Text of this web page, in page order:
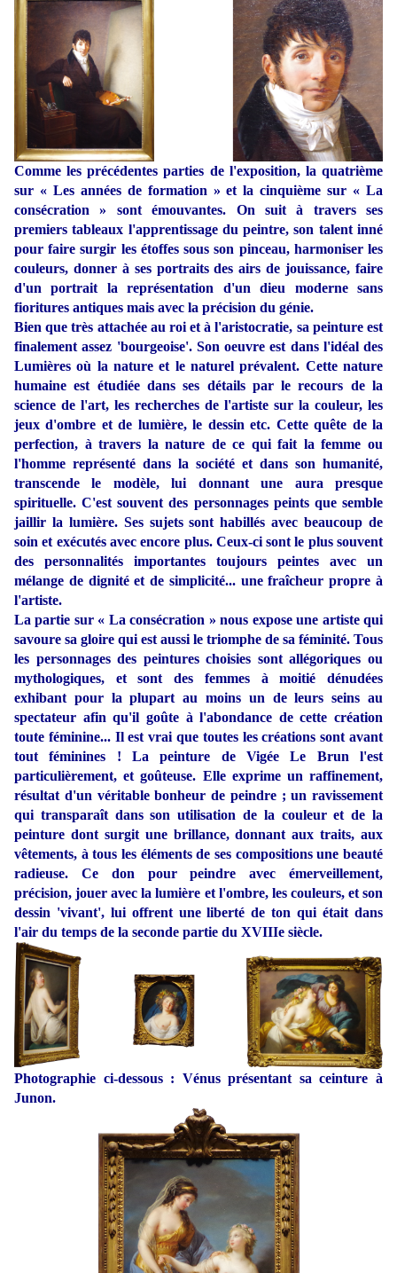
Comme les précédentes parties de l'exposition, la quatrième
sur « Les années de formation » et la cinquième sur « La
consécration » sont émouvantes. On suit à travers ses
premiers tableaux l'apprentissage du peintre, son talent inné
pour faire surgir les étoffes sous son pinceau, harmoniser les
couleurs, donner à ses portraits des airs de jouissance, faire
d'un portrait la représentation d'un dieu moderne sans
fioritures antiques mais avec la précision du génie.
Bien que très attachée au roi et à l'aristocratie, sa peinture est
finalement assez 'bourgeoise'. Son oeuvre est dans l'idéal des
Lumières où la nature et le naturel prévalent. Cette nature
humaine est étudiée dans ses détails par le recours de la
science de l'art, les recherches de l'artiste sur la couleur, les
jeux d'ombre et de lumière, le dessin etc. Cette quête de la
perfection, à travers la nature de ce qui fait la femme ou
l'homme représenté dans la société et dans son humanité,
transcende le modèle, lui donnant une aura presque
spirituelle. C'est souvent des personnages peints que semble
jaillir la lumière. Ses sujets sont habillés avec beaucoup de
soin et exécutés avec encore plus. Ceux-ci sont le plus souvent
des personnalités importantes toujours peintes avec un
mélange de dignité et de simplicité... une fraîcheur propre à
l'artiste.
La partie sur « La consécration » nous expose une artiste qui
savoure sa gloire qui est aussi le triomphe de sa féminité. Tous
les personnages des peintures choisies sont allégoriques ou
mythologiques, et sont des femmes à moitié dénudées
exhibant pour la plupart au moins un de leurs seins au
spectateur afin qu'il goûte à l'abondance de cette création
toute féminine... Il est vrai que toutes les créations sont avant
tout féminines ! La peinture de Vigée Le Brun l'est
particulièrement, et goûteuse. Elle exprime un raffinement,
résultat d'un véritable bonheur de peindre ; un ravissement
qui transparaît dans son utilisation de la couleur et de la
peinture dont surgit une brillance, donnant aux traits, aux
vêtements, à tous les éléments de ses compositions une beauté
radieuse. Ce don pour peindre avec émerveillement,
précision, jouer avec la lumière et l'ombre, les couleurs, et son
dessin 'vivant', lui offrent une liberté de ton qui était dans
l'air du temps de la seconde partie du XVIIIe siècle.
Photographie ci-dessous : Vénus présentant sa ceinture à
Junon.